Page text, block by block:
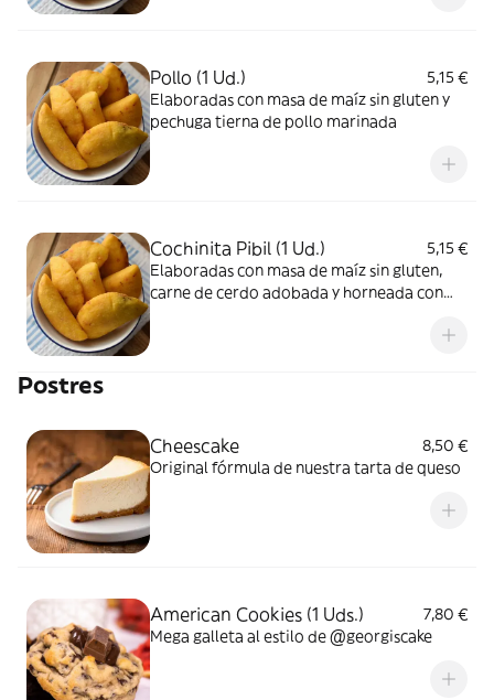
Pollo (1 Ud.)
5,15 €
Elaboradas con masa de maíz sin gluten y
pechuga tierna de pollo marinada
Cochinita Pibil (1 Ud.)
5,15 €
Elaboradas con masa de maíz sin gluten,
carne de cerdo adobada y horneada con
Postres
Cheescake
8,50 €
Original fórmula de nuestra tarta de queso
American Cookies (1 Uds.)
7,80 €
Mega galleta al estilo de @georgiscake